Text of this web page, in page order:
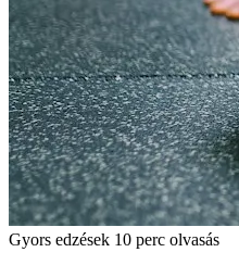
Gyors edzések 10 perc olvasás